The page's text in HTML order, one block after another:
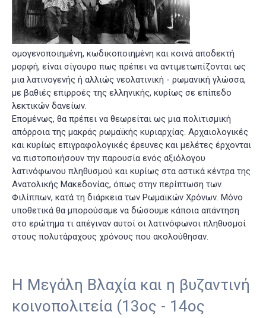
ομογενοποιημένη, κωδικοποιημένη και κοινά αποδεκτή
μορφή, είναι σίγουρο πως πρέπει να αντιμετωπίζονται ως
μια λατινογενής ή αλλιώς νεολατινική - ρωμανική γλώσσα,
με βαθιές επιρροές της ελληνικής, κυρίως σε επίπεδο
λεκτικών δανείων.
Επομένως, θα πρέπει να θεωρείται ως μια πολιτισμική
απόρροια της μακράς ρωμαϊκής κυριαρχίας. Αρχαιολογικές
και κυρίως επιγραφολογικές έρευνες και μελέτες έρχονται
να πιστοποιήσουν την παρουσία ενός αξιόλογου
λατινόφωνου πληθυσμού και κυρίως στα αστικά κέντρα της
Ανατολικής Μακεδονίας, όπως στην περίπτωση των
Φιλίππων, κατά τη διάρκεια των Ρωμαϊκών Χρόνων. Μόνο
υποθετικά θα μπορούσαμε να δώσουμε κάποια απάντηση
στο ερώτημα τι απέγιναν αυτοί οι λατινόφωνοι πληθυσμοί
στους πολυτάραχους χρόνους που ακολούθησαν.
Η Μεγάλη Βλαχία και η βυζαντινή
κοινοπολιτεία (13ος - 14ος